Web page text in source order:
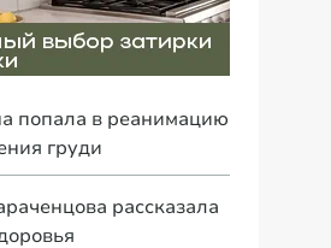
попала в реанимацию
груди
рассказала